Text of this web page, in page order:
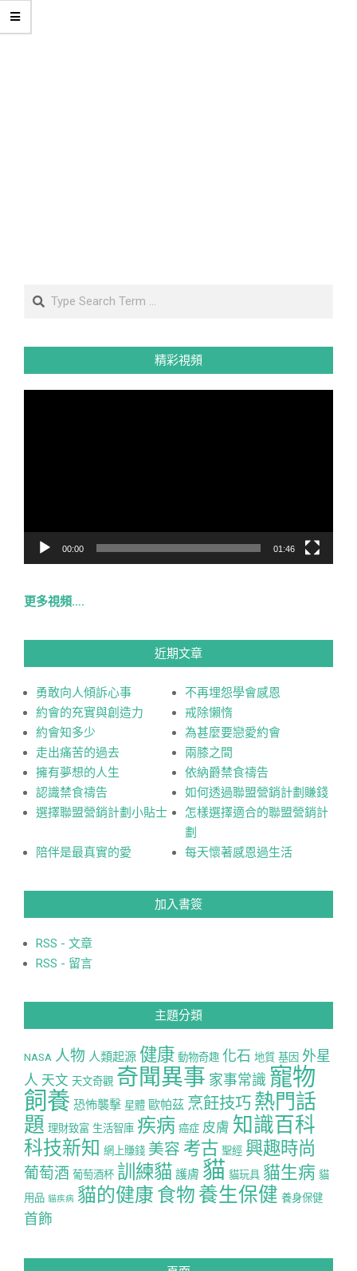
精彩視頻
00:00 01:46
更多視頻….
近期文章
勇敢向人傾訴心事
不再埋怨學會感恩
約會的充實與創造力
戒除懶惰
約會知多少
為甚麼要戀愛約會
走出痛苦的過去
兩膝之間
擁有夢想的人生
依納爵禁食禱告
認識禁食禱告
如何透過聯盟營銷計劃賺錢
選擇聯盟營銷計劃小貼士
怎樣選擇適合的聯盟營銷計
劃
陪伴是最真實的愛
每天懷著感恩過生活
加入書簽
RSS - 文章
RSS - 留言
主題分類
NASA 人物 人類起源 健康 動物奇趣 化石 地質 基因 外星
人 天文 天文奇觀 奇聞異事 家事常識 寵物
飼養 恐怖襲擊 星體 歐帕茲 烹飪技巧 熱門話
題 理財致富 生活智庫 疾病 癌症 皮膚 知識百科
科技新知 網上賺錢 美容 考古 聖經 興趣時尚
葡萄酒 葡萄酒杯 訓練貓 護膚 貓 貓玩具 貓生病 貓
用品 貓疾病 貓的健康 食物 養生保健 養身保健
首飾